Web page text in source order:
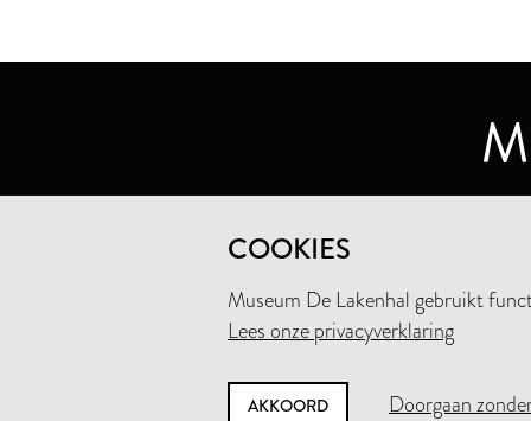
COOKIES
Museum De Lakenhal gebruikt
Lees onze privacyverklaring
AKKOORD Doorgaan
MUSEUM DE LAKENHAL
OUDE SINGEL 32
+31 (0)71 5165360